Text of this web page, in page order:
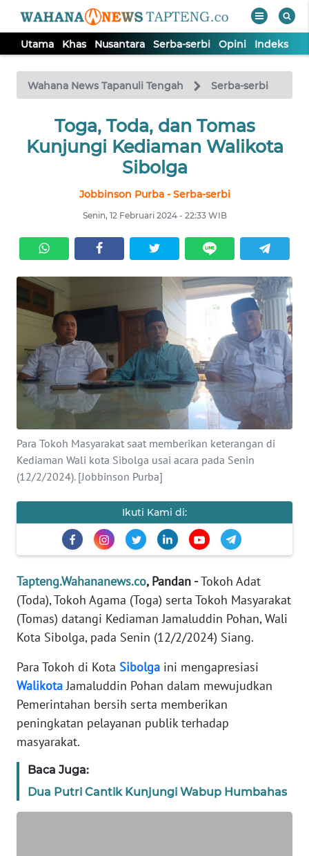
Utama Khas Nusantara Serba-serbi Opini Indeks
Wahana News Tapanuli Tengah Serba-serbi
Toga, Toda, dan Tomas
Kunjungi Kediaman Walikota
Sibolga
Jobbinson Purba - Serba-serbi
Senin, 12 Februari 2024 - 22:33 WIB
Para Tokoh Masyarakat saat memberikan keterangan di
Kediaman Wali kota Sibolga usai acara pada Senin
(12/2/2024). [Jobbinson Purba]
Ikuti Kami di:
Tapteng.Wahananews.co, Pandan -Tokoh Adat
(Toda), Tokoh Agama (Toga) serta Tokoh Masyarakat
(Tomas) datangi Kediaman Jamaluddin Pohan, Wali
Kota Sibolga, pada Senin (12/2/2024) Siang.
Para Tokoh di Kota Sibolga ini mengapresiasi
WalikotaJamaluddin Pohan dalam mewujudkan
Pemerintahan bersih serta memberikan
peningkatan pelayanan publik terhadap
masyarakat.
Baca Juga:
Dua Putri Cantik Kunjungi Wabup Humbahas
TV
Tutup
SERBA-
SERBI
OPINI
INDEKS
BERITA
KAMI
INFO
IKLAN
MEDIA
SIBER
REDAKSI
KARIR
DISCLAIMER
Wahana
Regional